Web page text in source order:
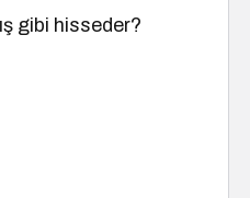
gibi hisseder?